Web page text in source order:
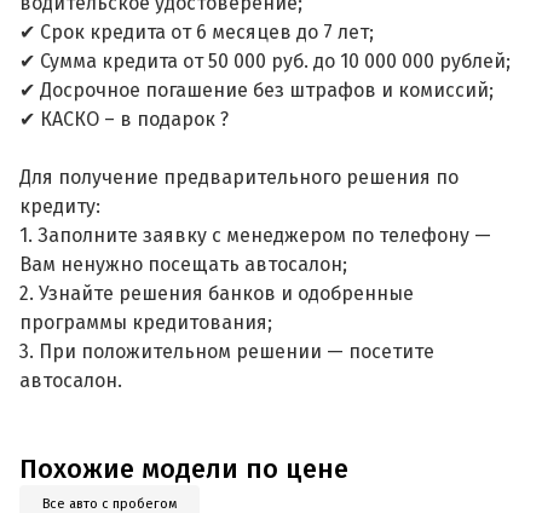
✔ Срок кредита от 6 месяцев до 7 лет;
✔ Сумма кредита от 50 000 руб. до 10 000 000 рублей;
✔ Досрочное погашение без штрафов и комиссий;
✔ КАСКО – в подарок ?
Для получение предварительного решения по
кредиту:
1. Заполните заявку с менеджером по телефону —
Вам ненужно посещать автосалон;
2. Узнайте решения банков и одобренные
программы кредитования;
3. При положительном решении — посетите
автосалон.
Похожие модели по цене
Все авто с пробегом